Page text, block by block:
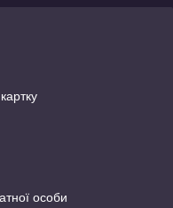
особи